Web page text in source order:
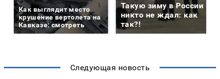
Как выглядит место
крушение вертолета на
Кавказе: смотреть
Такую зиму в России
никто не ждал: как
так?!
Следующая новость